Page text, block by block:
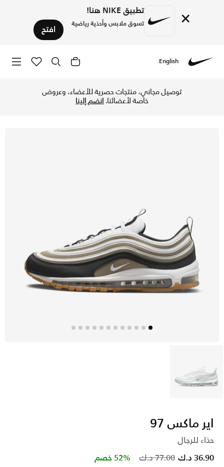
× تطبيق NIKE هنا!
تسوق ملابس وأحذية رياضية افتح
English
توصيل مجاني، منتجات حصرية للأعضاء، وعروض
خاصة لأعضائنا.انضم إلينا
أبيض
اير ماكس 97
حذاء للرجال
Price reduced from
77.00 د.ك to 36.90 د.ك 52% خصم